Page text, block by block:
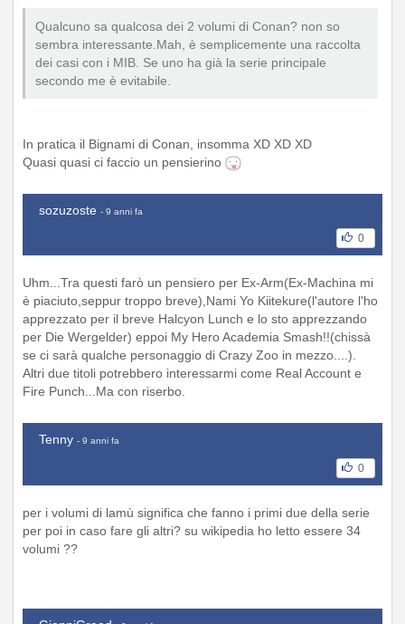
Qualcuno sa qualcosa dei 2 volumi di Conan? non so
sembra interessante.Mah, è semplicemente una raccolta
dei casi con i MIB. Se uno ha già la serie principale
secondo me è evitabile.
In pratica il Bignami di Conan, insomma XD XD XD
Quasi quasi ci faccio un pensierino
sozuzoste - 9 anni fa
0
Uhm...Tra questi farò un pensiero per Ex-Arm(Ex-Machina mi
è piaciuto,seppur troppo breve),Nami Yo Kiitekure(l'autore l'ho
apprezzato per il breve Halcyon Lunch e lo sto apprezzando
per Die Wergelder) eppoi My Hero Academia Smash!!(chissà
se ci sarà qualche personaggio di Crazy Zoo in mezzo....).
Altri due titoli potrebbero interessarmi come Real Account e
Fire Punch...Ma con riserbo.
Tenny - 9 anni fa
0
per i volumi di lamù significa che fanno i primi due della serie
per poi in caso fare gli altri? su wikipedia ho letto essere 34
volumi ??